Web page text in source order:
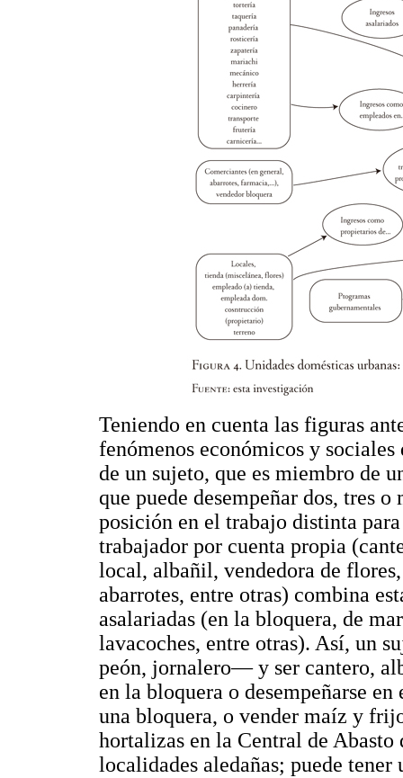
Teniendo en cuenta las figuras
fenómenos económicos y
de un sujeto, que es miembro de
que puede desempeñar dos, tres
posición en el trabajo distinta
trabajador por cuenta propia
local, albañil, vendedora de
abarrotes, entre otras) combina
asalariadas (en la bloquera, de
lavacoches, entre otras). Así, un
peón, jornalero— y ser cantero,
en la bloquera o desempeñarse
una bloquera, o vender maíz y
hortalizas en la Central de Abasto
localidades aledañas; puede